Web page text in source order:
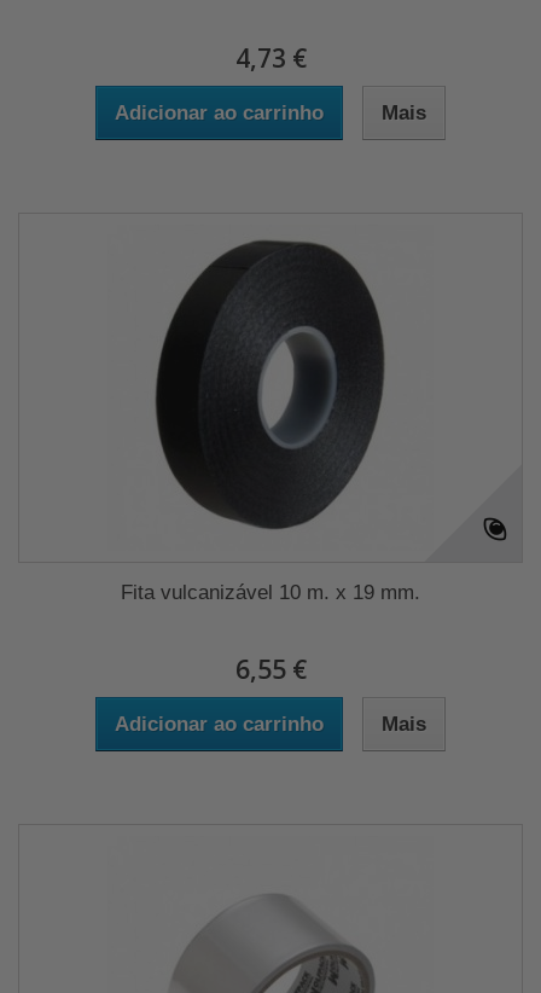
4,73 €
Adicionar ao carrinho Mais
Fita vulcanizável 10 m. x 19 mm.
6,55 €
Adicionar ao carrinho Mais